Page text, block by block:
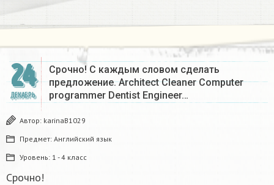
24
ДЕКАБРЬ
Срочно! С каждым словом сделать
предложение. Architect Cleaner Computer
programmer Dentist Engineer…
Автор: karinaB1029
Предмет: Английский язык
Уровень: 1 - 4 класс
Срочно!